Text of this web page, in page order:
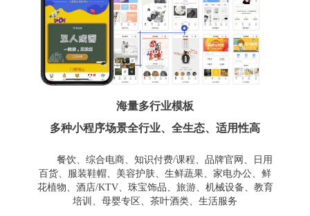
海量多行业模板
多种小程序场景全行业、全生态、适用性高
餐饮、综合电商、知识付费/课程、品牌官网、日用
百货、服装鞋帽、美容护肤、生鲜蔬果、家电办公、鲜
花植物、酒店/KTV、珠宝饰品、旅游、机械设备、教育
培训、母婴专区、茶叶酒类、生活服务